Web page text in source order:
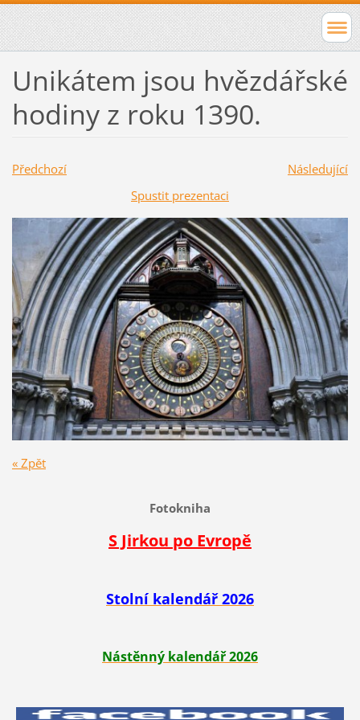
Unikátem jsou hvězdářské
hodiny z roku 1390.
Předchozí
Následující
Spustit prezentaci
« Zpět
Fotokniha
S Jirkou po Evropě
Stolní kalendář 2026
Nástěnný kalendář 2026